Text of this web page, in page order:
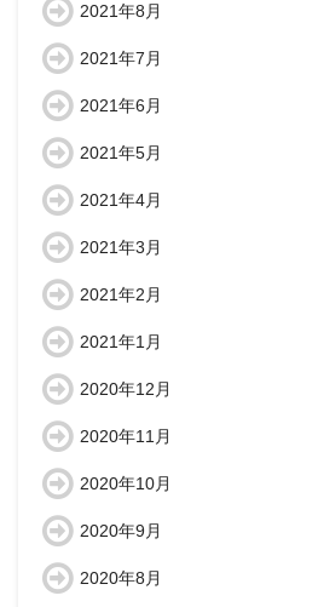
2021年8月
2021年7月
2021年6月
2021年5月
2021年4月
2021年3月
2021年2月
2021年1月
2020年12月
2020年11月
2020年10月
2020年9月
2020年8月